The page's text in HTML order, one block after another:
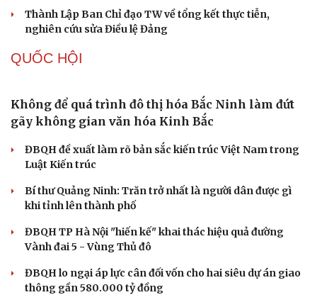
Thủ đoạn xuyên tạc mới trên không gian mạng thời AI
Tự cảnh giác trước tâm lý đám đông khi dùng mạng xã
hội
XÂY DỰNG, CHỈNH ĐỐN ĐẢNG
Đảng ủy các cơ quan Đảng Trung ương xây dựng
phần mềm đánh giá cán bộ theo KPI
Đồng chí Trần Cẩm Tú: Bộ chỉ số đánh giá công việc
phải đo được kết quả thực chất
Bộ Chính trị: Giải thể hội quần chúng hoạt động kém
hiệu quả, không đúng tôn chỉ
Quy định số 207: Siết trách nhiệm đảng viên khi sử dụng
mạng xã hội